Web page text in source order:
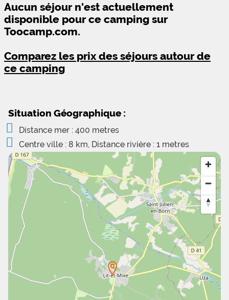
Aucun séjour n'est actuellement
disponible pour ce camping sur
Toocamp.com.
Comparez les prix des séjours autour de
ce camping
Situation Géographique :
Distance mer : 400 metres
Centre ville : 8 km, Distance rivière : 1 metres